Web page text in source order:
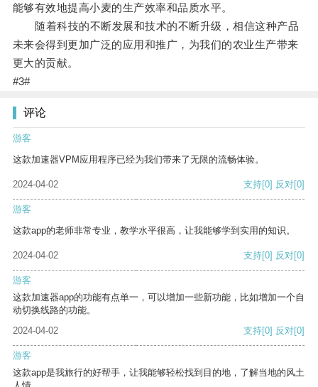
能够有效地提高小麦的生产效率和品质水平。
随着科技的不断发展和技术的不断升级，相信这种产品
未来会得到更加广泛的应用和推广，为我们的农业生产带来
更大的贡献。
#3#
评论
游客
这款加速器VPM应用程序已经为我们带来了无限的流畅体验。
2024-04-02 支持[0] 反对[0]
游客
这款app的老师非常专业，教学水平很高，让我能够学到实用的知识。
2024-04-02 支持[0] 反对[0]
游客
这款加速器app的功能有点单一，可以增加一些新功能，比如增加一个自
动切换线路的功能。
2024-04-02
支持[0] 反对[0]
游客
这款app是我旅行的好帮手，让我能够轻松找到目的地，了解当地的风土